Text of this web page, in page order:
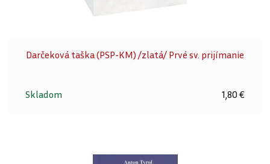
Darčeková taška (PSP-KM) /zlatá/ Prvé sv. prijímanie
Skladom 1,80 €